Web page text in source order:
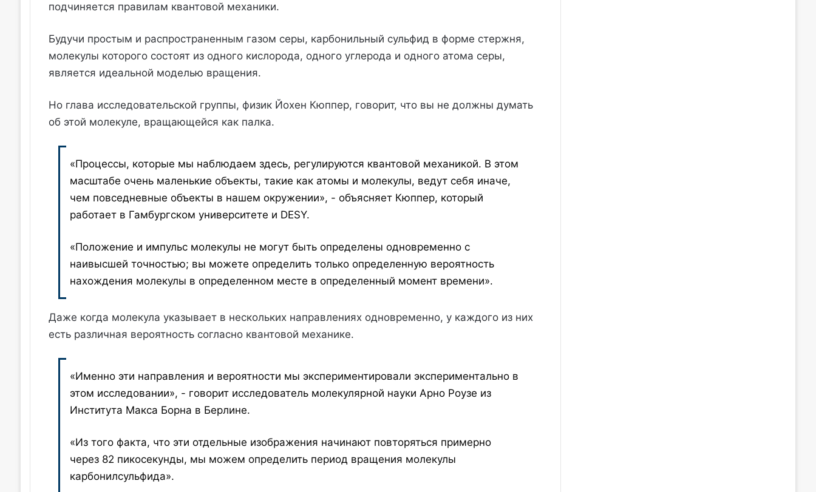
подчиняется правилам квантовой механики.
Будучи простым и распространенным газом серы, карбонильный сульфид в форме стержня,
молекулы которого состоят из одного кислорода, одного углерода и одного атома серы,
является идеальной моделью вращения.
Но глава исследовательской группы, физик Йохен Кюппер, говорит, что вы не должны думать
об этой молекуле, вращающейся как палка.
«Процессы, которые мы наблюдаем здесь, регулируются квантовой механикой. В этом
масштабе очень маленькие объекты, такие как атомы и молекулы, ведут себя иначе,
чем повседневные объекты в нашем окружении», - объясняет Кюппер, который
работает в Гамбургском университете и DESY.
«Положение и импульс молекулы не могут быть определены одновременно с
наивысшей точностью; вы можете определить только определенную вероятность
нахождения молекулы в определенном месте в определенный момент времени».
Даже когда молекула указывает в нескольких направлениях одновременно, у каждого из них
есть различная вероятность согласно квантовой механике.
«Именно эти направления и вероятности мы экспериментировали экспериментально в
этом исследовании», - говорит исследователь молекулярной науки Арно Роузе из
Института Макса Борна в Берлине.
«Из того факта, что эти отдельные изображения начинают повторяться примерно
через 82 пикосекунды, мы можем определить период вращения молекулы
карбонилсульфида».